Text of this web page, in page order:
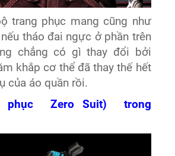
trang phục mang cũng như
tháo đai ngực ở phần trên
chẳng có gì thay đổi bởi
khắp cơ thể đã thay thế hết
của áo quần rồi.
phục Zero Suit) trong